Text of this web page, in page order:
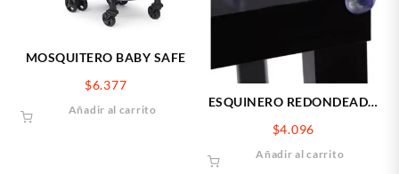
MOSQUITERO BABY SAFE
$6.377
Añadir al carrito
ESQUINERO REDONDEADO
$4.096
Añadir al carrito